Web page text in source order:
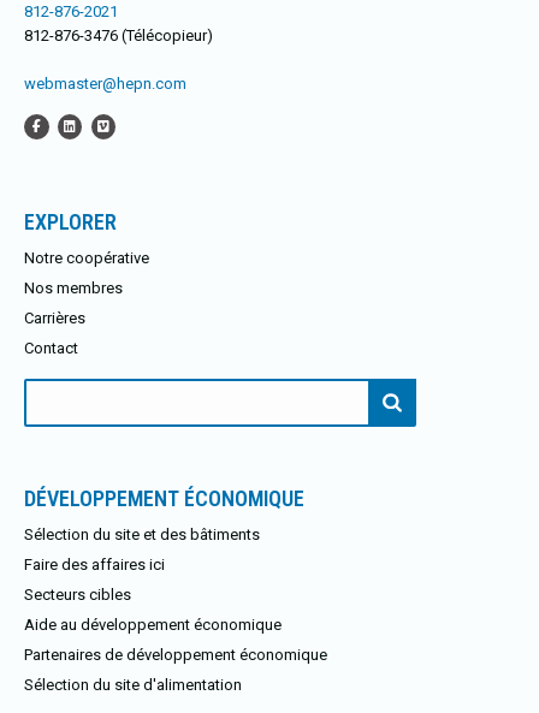
812-876-2021
812-876-3476 (Télécopieur)
webmaster@hepn.com
EXPLORER
Notre coopérative
Nos membres
Carrières
Contact
DÉVELOPPEMENT ÉCONOMIQUE
Sélection du site et des bâtiments
Faire des affaires ici
Secteurs cibles
Aide au développement économique
Partenaires de développement économique
Sélection du site d'alimentation